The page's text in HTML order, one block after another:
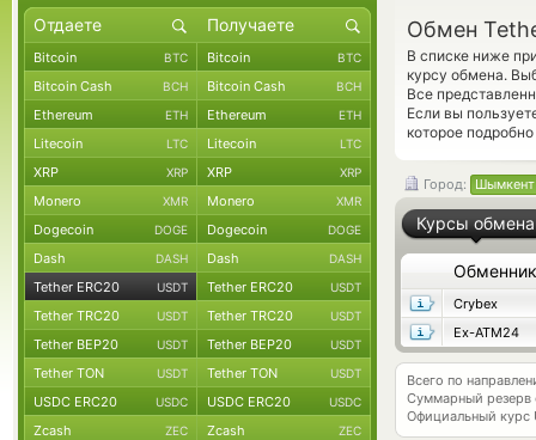
Обмен
В списке ниже
курсу обмена.
Все
Если вы
которое
Город: Шымкент
Курсы обмена
Обменник
Crybex
Ex-ATM24
Всего по
Суммарный резерв
Официальный курс
Bitcoin BTC Bitcoin BTC
Bitcoin Cash BCH Bitcoin Cash BCH
Ethereum ETH Ethereum ETH
Litecoin LTC Litecoin LTC
XRP XRP XRP XRP
Monero XMR Monero XMR
Dogecoin DOGE Dogecoin DOGE
Dash DASH Dash DASH
Tether ERC20 USDT Tether ERC20 USDT
Tether TRC20 USDT Tether TRC20 USDT
Tether BEP20 USDT Tether BEP20 USDT
Tether TON USDT Tether TON USDT
USDC ERC20 USDC USDC ERC20 USDC
Zcash ZEC Zcash ZEC